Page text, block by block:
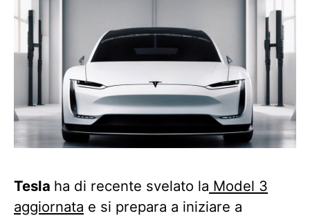
Tesla ha di recente svelato la Model 3
aggiornata e si prepara a iniziare a